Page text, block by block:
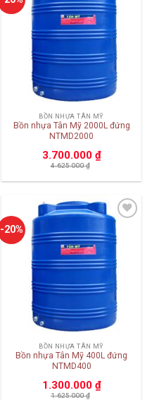
wishlist
BỒN NHỰA TÂN MỸ
Bồn nhựa Tân Mỹ 2000L đứng
NTMD2000
3.700.000 ₫
4.625.000₫
-20%
Add to
wishlist
BỒN NHỰA TÂN MỸ
Bồn nhựa Tân Mỹ 400L đứng
NTMD400
1.300.000 ₫
1.625.000₫